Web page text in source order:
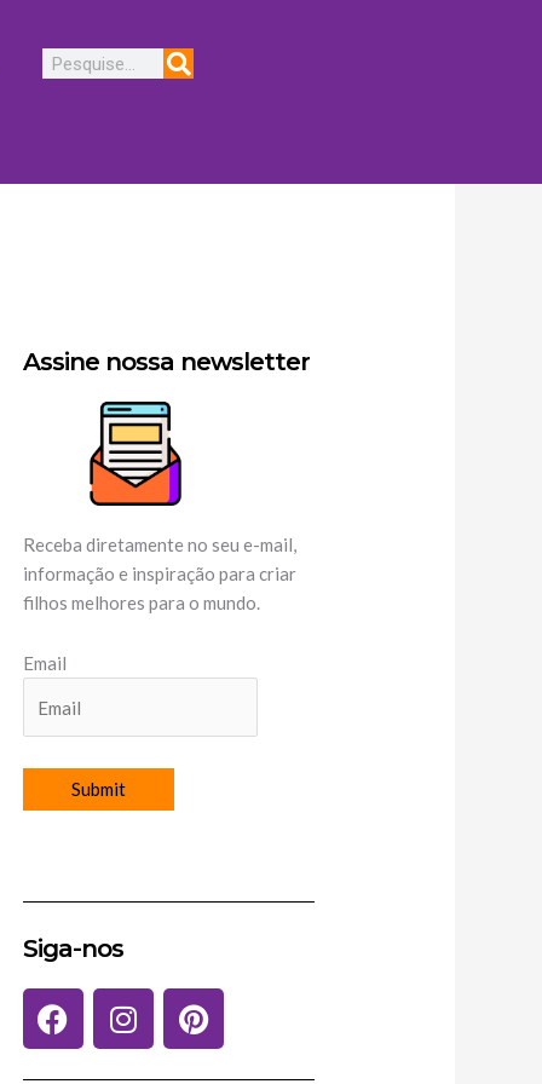
Assine nossa newsletter
Receba diretamente no seu e-mail,
informação e inspiração para criar
filhos melhores para o mundo.
Email
Siga-nos
F
a
I
n
P
i